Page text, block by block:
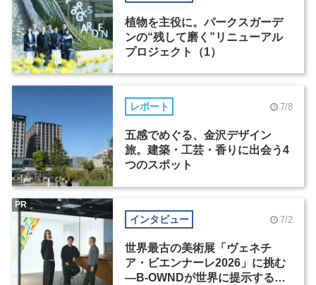
植物を主役に。パークスガーデ
ンの“残して磨く”リニューアル
プロジェクト（1）
レポート 7/8
五感でめぐる、金沢デザイン
旅。建築・工芸・香りに出会う4
つのスポット
インタビュー 7/2
世界最古の美術展「ヴェネチ
ア・ビエンナーレ2026」に挑む
―B-OWNDが世界に提示する美
PR